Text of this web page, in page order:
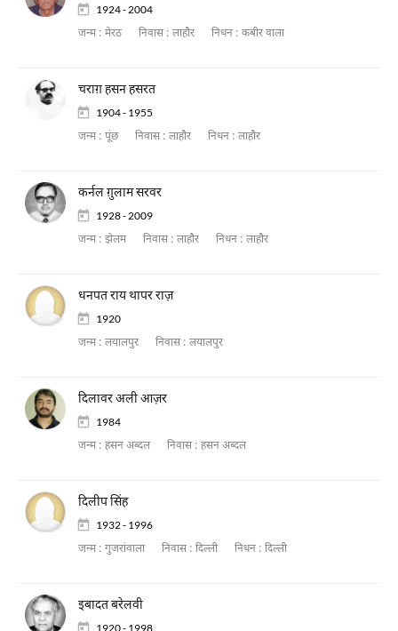
1924 - 2004
जन्म : मेरठ निवास : लाहौर निधन : कबीर वाला
चराग़ हसन हसरत
1904 - 1955
जन्म : पूंछ निवास : लाहौर निधन : लाहौर
कर्नल ग़ुलाम सरवर
1928 - 2009
जन्म : झेलम निवास : लाहौर निधन : लाहौर
धनपत राय थापर राज़
1920
जन्म : लयालपुर निवास : लयालपुर
दिलावर अली आज़र
1984
जन्म : हसन अब्दल निवास : हसन अब्दल
दिलीप सिंह
1932 - 1996
जन्म : गुजरांवाला निवास : दिल्ली निधन : दिल्ली
इबादत बरेलवी
1920 - 1998